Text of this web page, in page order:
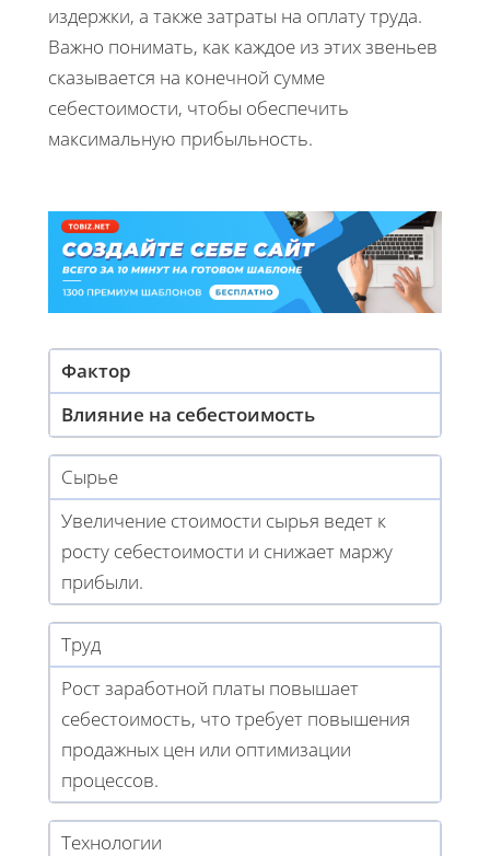
издержки, а также затраты на оплату труда.
Важно понимать, как каждое из этих звеньев
сказывается на конечной сумме
себестоимости, чтобы обеспечить
максимальную прибыльность.
Фактор
Влияние на себестоимость
Сырье
Увеличение стоимости сырья ведет к
росту себестоимости и снижает маржу
прибыли.
Труд
Рост заработной платы повышает
себестоимость, что требует повышения
продажных цен или оптимизации
процессов.
Технологии